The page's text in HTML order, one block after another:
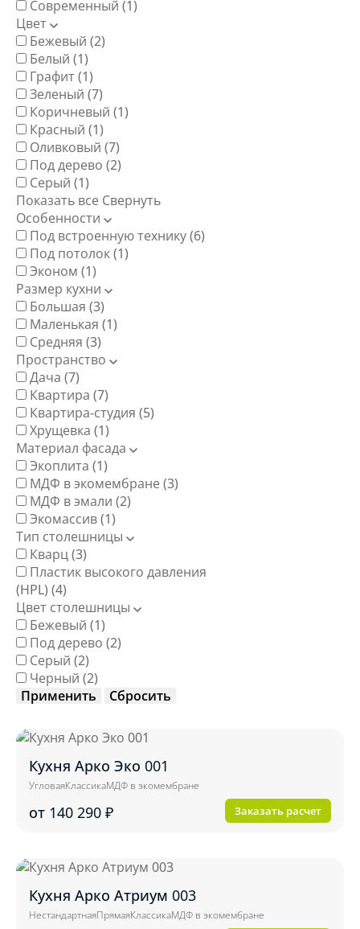
Современный (1)
Цвет
Бежевый (2)
Белый (1)
Графит(1)
Зеленый (7)
Коричневый (1)
Красный (1)
Оливковый (7)
Под дерево (2)
Серый (1)
Показать все Свернуть
Особенности
Под встроенную технику(6)
Под потолок(1)
Эконом (1)
Размер кухни
Большая (3)
Маленькая (1)
Средняя (3)
Пространство
Дача (7)
Квартира (7)
Квартира-студия (5)
Хрущевка (1)
Материал фасада
Экоплита (1)
МДФ в экомембране (3)
МДФ в эмали (2)
Экомассив(1)
Тип столешницы
Кварц(3)
Пластик высокого давления
(HPL) (4)
Цвет столешницы
Бежевый (1)
Под дерево (2)
Серый (2)
Черный (2)
Применить
Сбросить
Кухня Арко Эко 001
УгловаяКлассикаМДФ в экомембране
от 140 290 ₽ Заказать расчет
Кухня Арко Атриум 003
НестандартнаяПрямаяКлассикаМДФ в экомембране